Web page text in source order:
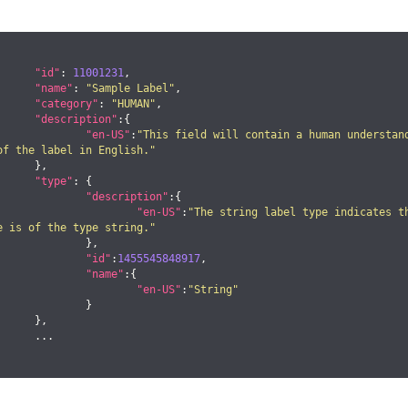
"id" : 11001231,
"name" : "Sample Label" ,
"category" : "HUMAN" ,
"description" :{
"en-US" : "This field will contain a human
the label in English."
"type" : {
"description" :{
"en-US" : "The string label type indicates
is of the type string."
"id" : 1455545848917,
"name" :{
"en-US" : "String"